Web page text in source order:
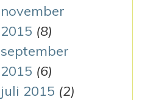
november
2015 (8)
september
2015 (6)
juli 2015 (2)